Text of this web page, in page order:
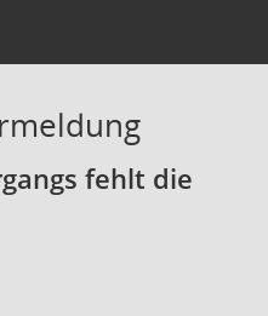
fehlt die